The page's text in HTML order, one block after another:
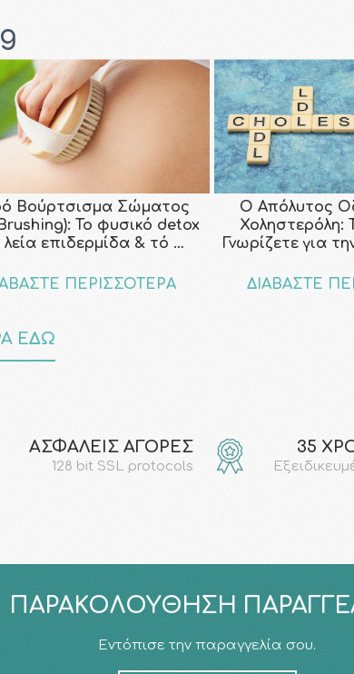
Βούρτσισμα Σώματος
Το φυσικό detox
λεία επιδερμίδα & τό …
ΠΕΡΙΣΣΟΤΕΡΑ
Ο Απόλυτος
Χοληστερόλη:
Γνωρίζετε για
ΔΙΑΒΑΣΤΕ
ΕΔΩ
AΣΦΑΛΕΙΣ ΑΓΟΡΕΣ
128 bit SSL protocols
35
ΠΑΡΑΚΟΛΟΎΘΗΣΗ
Εντόπισε την παραγγελία σου.